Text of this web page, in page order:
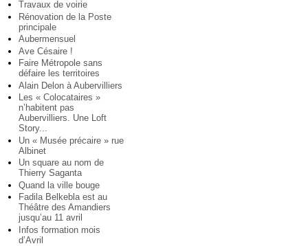
Travaux de voirie
Rénovation de la Poste
principale
Aubermensuel
Ave Césaire !
Faire Métropole sans
défaire les territoires
Alain Delon à Aubervilliers
Les « Colocataires »
n’habitent pas
Aubervilliers. Une Loft
Story...
Un « Musée précaire » rue
Albinet
Un square au nom de
Thierry Saganta
Quand la ville bouge
Fadila Belkebla est au
Théâtre des Amandiers
jusqu’au 11 avril
Infos formation mois
d’Avril